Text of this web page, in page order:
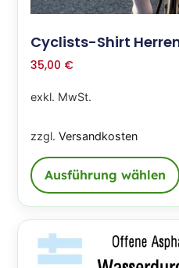
Cyclists-Shirt
35,00 €
exkl. MwSt.
zzgl.Versandkosten
Ausführung wählen